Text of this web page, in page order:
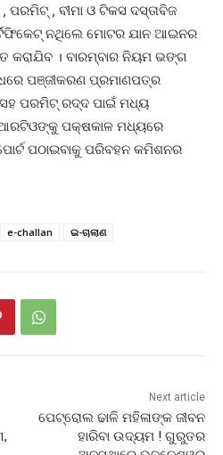
ପରମିଟ୍ , ବୀମା ଓ ଟିକସ ଦସ୍ତାବିଜ
ନଥିଲେ ମୋଟର ଯାନ ଆଇନର
କରାଯିବ । ବାରମ୍ବାର ନିୟମ ଭଙ୍ଗ
ପଞ୍ଜୀକରଣ ପ୍ରମାଣପତ୍ର
ପରମିଟ୍ ରଦ୍ଦ ପାଇଁ ମଧ୍ୟ
ପକ୍ଷକାଳ ମଧ୍ୟରେ
ପଠାଇବାକୁ ପରିବହନ କମିଶନର
e-challan ଇ-ଚାଲାଣ
Next article
ପେଟ୍ରୋଲ ଢାଳି ମହିଳାଙ୍କ ଜୀବନ
ହାରିବା ଉଦ୍ୟମ ! ଗୁରୁତର